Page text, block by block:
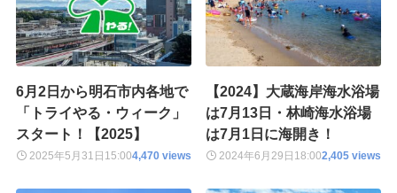
6月2日から明石市内各地で
「トライやる・ウィーク」
スタート！【2025】
2025年5月31日 15:004,470 views
【2024】大蔵海岸海水浴場
は7月13日・林崎海水浴場
は7月1日に海開き！
2024年6月29日 18:002,405 views